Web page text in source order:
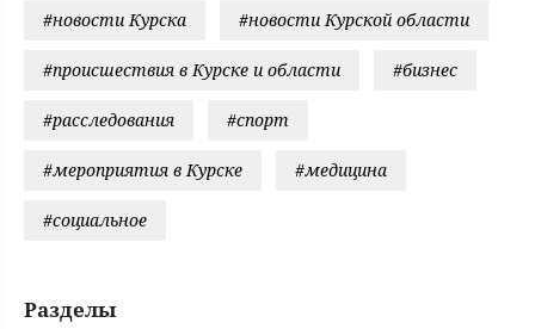
#новости Курска #новости Курской области
#происшествия в Курске и области #бизнес
#расследования #спорт
#мероприятия в Курске #медицина
#социальное
Разделы